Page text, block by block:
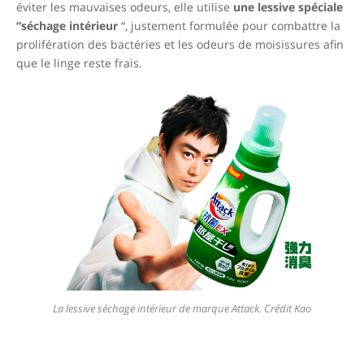
éviter les mauvaises odeurs, elle utilise une lessive spéciale
“séchage intérieur “, justement formulée pour combattre la
prolifération des bactéries et les odeurs de moisissures afin
que le linge reste frais.
La lessive séchage intérieur de marque Attack. Crédit Kao